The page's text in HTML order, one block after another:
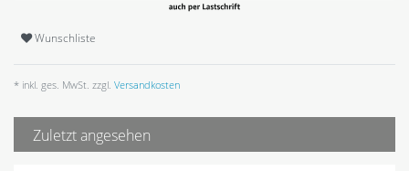
Wunschliste
* inkl. ges. MwSt. zzgl. Versandkosten
Zuletzt angesehen